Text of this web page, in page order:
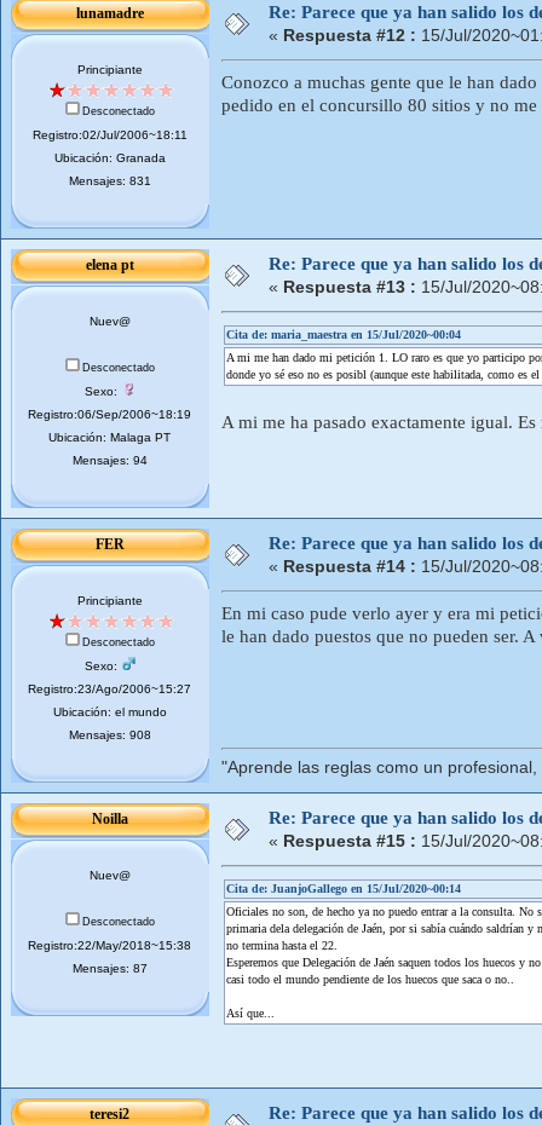
lunamadre
Principiante
Desconectado
Registro:02/Jul/2006~18:11
Ubicación: Granada
Mensajes: 831
Re: Parece que ya han salido los
« Respuesta #12 : 15/Jul/
Conozco a muchas gente que le han
pedido en el concursillo 80 sitios y no
elena pt
Nuev@
Desconectado
Sexo:
Registro:06/Sep/2006~18:19
Ubicación: Malaga PT
Mensajes: 94
Re: Parece que ya han salido los
« Respuesta #13 : 15/Jul/
Cita de: maria_maestra en 15/Jul/2020~00:04
A mi me han dado mi petición 1. LO raro es que yo participo
donde yo sé eso no es posibl (aunque este habilitada, como es el
A mi me ha pasado exactamente igual. Es
FER
Principiante
Desconectado
Sexo:
Registro:23/Ago/2006~15:27
Ubicación: el mundo
Mensajes: 908
Re: Parece que ya han salido los
« Respuesta #14 : 15/Jul/
En mi caso pude verlo ayer y era mi
le han dado puestos que no pueden ser. A
"Aprende las reglas como un
Noilla
Nuev@
Desconectado
Registro:22/May/2018~15:38
Mensajes: 87
Re: Parece que ya han salido los
« Respuesta #15 : 15/Jul/
Cita de: JuanjoGallego en 15/Jul/2020~00:14
Oficiales no son, de hecho ya no puedo entrar a la consulta. No
primaria dela delegación de Jaén, por si sabía cuándo saldrían
no termina hasta el 22.
Esperemos que Delegación de Jaén saquen todos los huecos y
casi todo el mundo pendiente de los huecos que saca o no..
Así que...
teresi2 Re: Parece que ya han salido los